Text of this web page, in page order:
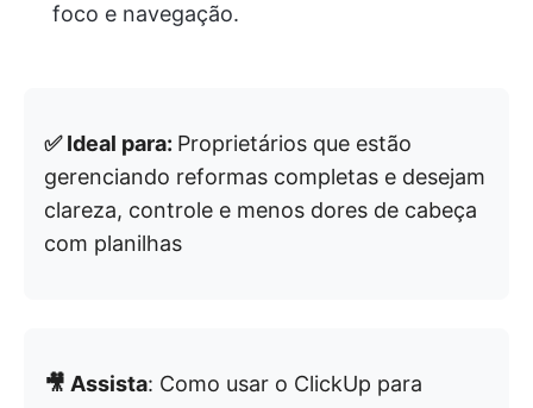
foco e navegação.
✅ Ideal para: Proprietários que estão
gerenciando reformas completas e desejam
clareza, controle e menos dores de cabeça
com planilhas
🎥 Assista: Como usar o ClickUp para